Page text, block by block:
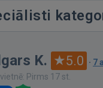
K. 5.0 · 7
Pirms 17 st.